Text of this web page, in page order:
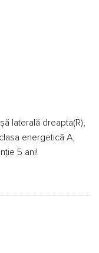
laterală dreapta(R),
energetică A,
5 ani!